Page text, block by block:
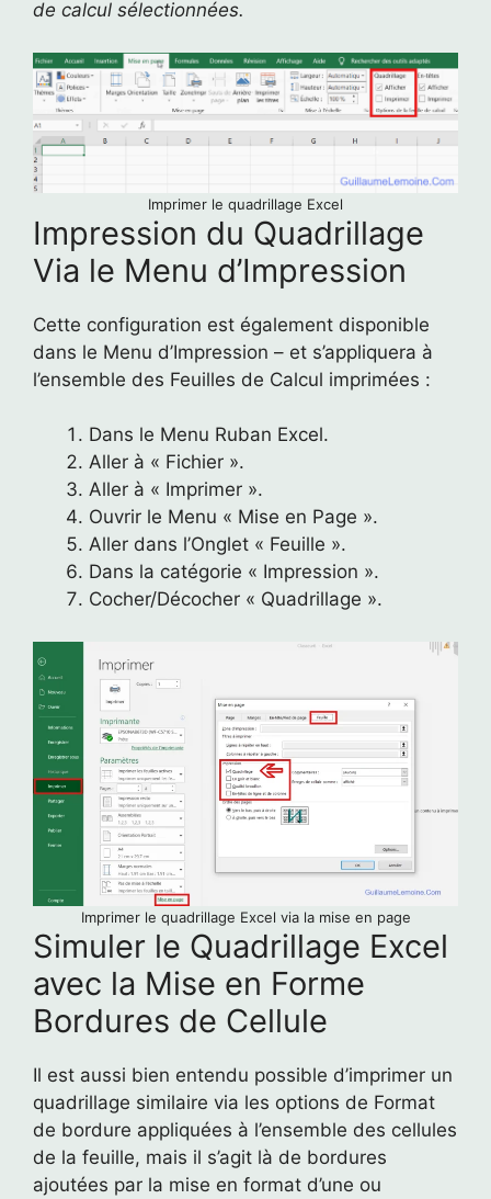
de calcul sélectionnées.
Imprimer le quadrillage Excel
Impression du Quadrillage
Via le Menu d’Impression
Cette configuration est également disponible
dans le Menu d’Impression – et s’appliquera à
l’ensemble des Feuilles de Calcul imprimées :
Dans le Menu Ruban Excel.
Aller à « Fichier ».
Aller à « Imprimer ».
Ouvrir le Menu « Mise en Page ».
Aller dans l’Onglet « Feuille ».
Dans la catégorie « Impression ».
Cocher/Décocher « Quadrillage ».
Imprimer le quadrillage Excel via la mise en page
Simuler le Quadrillage Excel
avec la Mise en Forme
Bordures de Cellule
Il est aussi bien entendu possible d’imprimer un
quadrillage similaire via les options de Format
de bordure appliquées à l’ensemble des cellules
de la feuille, mais il s’agit là de bordures
ajoutées par la mise en format d’une ou